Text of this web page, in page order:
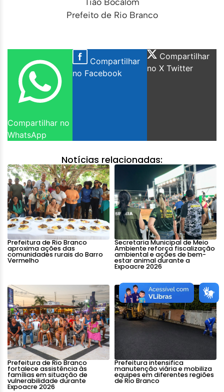
Prefeito de Rio Branco
Compartilhar no
WhatsApp
Compartilhar
no Facebook
Compartilhar
no X Twitter
Notícias relacionadas:
Prefeitura de Rio Branco
aproxima ações das
comunidades rurais do Barro
Vermelho
Secretaria Municipal de Meio
Ambiente reforça fiscalização
ambiental e ações de bem-
estar animal durante a
Expoacre 2026
Prefeitura de Rio Branco
fortalece assistência às
famílias em situação de
vulnerabilidade durante
Expoacre 2026
Prefeitura intensifica
manutenção viária e mobiliza
equipes em diferentes regiões
de Rio Branco